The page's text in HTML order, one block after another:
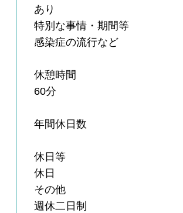
あり
特別な事情・期間等
感染症の流行など
休憩時間
60分
年間休日数
休日等
休日
その他
週休二日制